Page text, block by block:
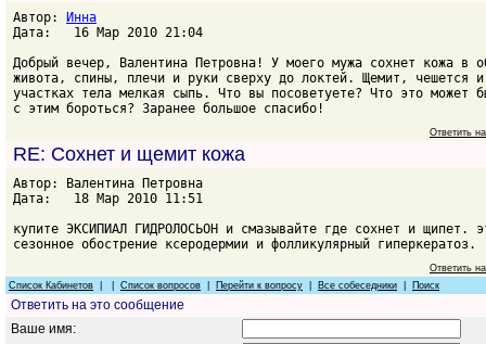
Автор:
Инна
Дата: 16 Мар 2010 21:04
Добрый вечер, Валентина Петровна! У моего мужа сохнет кожа в
живота, спины, плечи и руки сверху до локтей. Щемит, чешется
участках тела мелкая сыпь. Что вы посоветуете? Что это может
с этим бороться? Заранее большое спасибо!
Ответить
RE: Сохнет и щемит кожа
Автор: Валентина Петровна
Дата: 18 Мар 2010 11:51
купите ЭКСИПИАЛ ГИДРОЛОСЬОН и смазывайте где сохнет и щипет.
сезонное обострение ксеродермии и фолликулярный гиперкератоз.
Ответить
Список Кабинетов
Список вопросов Перейти к вопросу Все собеседники Поиск
Ответить на это сообщение
Ваше имя: